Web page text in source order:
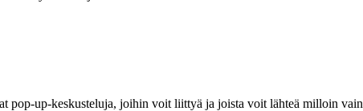
pop-up-keskusteluja, joihin voit liittyä ja joista voit lähteä milloin